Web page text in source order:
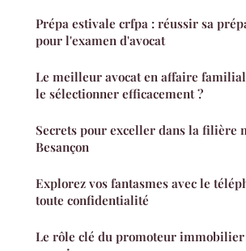
Prépa estivale crfpa : réussir sa
pour l'examen d'avocat
Le meilleur avocat en affaire
le sélectionner efficacement ?
Secrets pour exceller dans la filière
Besançon
Explorez vos fantasmes avec le
toute confidentialité
Le rôle clé du promoteur